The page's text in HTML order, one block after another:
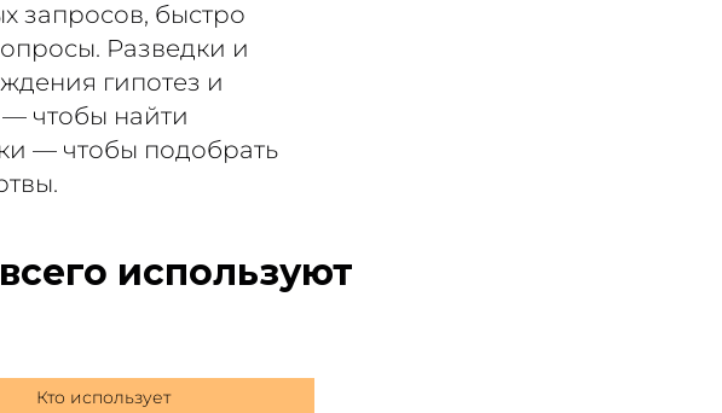
запросов, быстро
Разведки и
гипотез и
чтобы найти
— чтобы подобрать
используют
Кто использует